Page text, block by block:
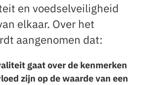
en voedselveiligheid
elkaar. Over het
aangenomen dat:
gaat over de kenmerken
zijn op de waarde van een